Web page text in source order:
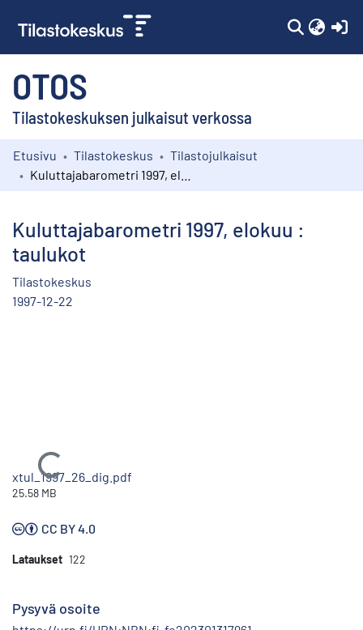
OTOS
Tilastokeskuksen julkaisut verkossa
Kokoelmat
Etusivu Tilastokeskus
Tilastojulkaisut
Kuluttajabarometri 1997, elokuu :
taulukot
Tilastokeskus
1997-12-22
Ladataan...
xtul_1997_26_dig.pdf
25.58 MB
CC BY 4.0
Lataukset 122
Pysyvä osoite